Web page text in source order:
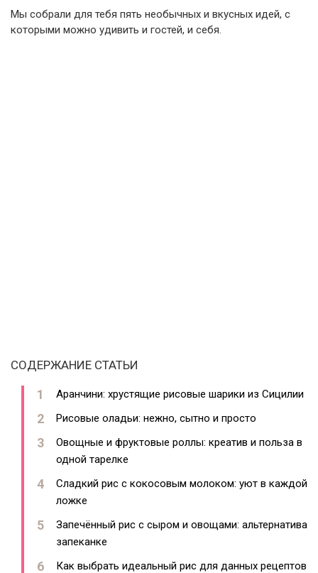
Мы собрали для тебя пять необычных и вкусных идей, с
которыми можно удивить и гостей, и себя.
СОДЕРЖАНИЕ СТАТЬИ
Аранчини: хрустящие рисовые шарики из Сицилии
Рисовые оладьи: нежно, сытно и просто
Овощные и фруктовые роллы: креатив и польза в
одной тарелке
Сладкий рис с кокосовым молоком: уют в каждой
ложке
Запечённый рис с сыром и овощами: альтернатива
запеканке
Как выбрать идеальный рис для данных рецептов